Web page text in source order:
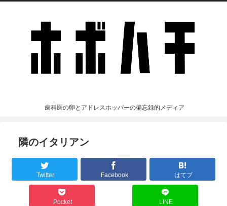
歯科医の卵とアドレスホッパーの備忘録的メディア
隣のイタリアン
Twitter Facebook はてブ
Pocket LINE